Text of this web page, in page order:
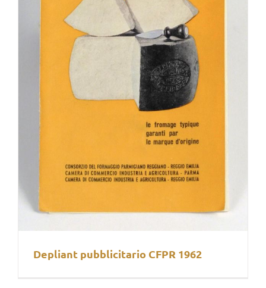
Depliant pubblicitario CFPR 1962